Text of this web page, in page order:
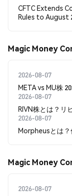
CFTC Extends
Rules to August
Magic Money
2026-08-07
META vs MU株
2026-08-07
RIVN株とは？リ
2026-08-07
Morpheusとは
Magic Money
2026-08-07